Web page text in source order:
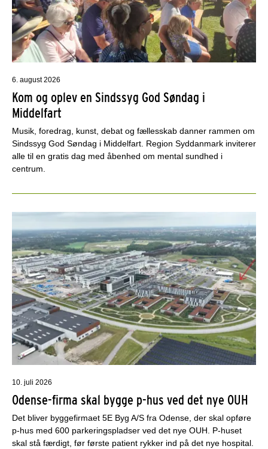
6. august 2026
Kom og oplev en Sindssyg God Søndag i
Middelfart
Musik, foredrag, kunst, debat og fællesskab danner rammen om
Sindssyg God Søndag i Middelfart. Region Syddanmark inviterer
alle til en gratis dag med åbenhed om mental sundhed i
centrum.
10. juli 2026
Odense-firma skal bygge p-hus ved det nye OUH
Det bliver byggefirmaet 5E Byg A/S fra Odense, der skal opføre
p-hus med 600 parkeringspladser ved det nye OUH. P-huset
skal stå færdigt, før første patient rykker ind på det nye hospital.